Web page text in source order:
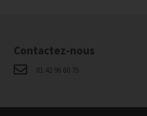
Contactez-nous
01 42 96 60 75